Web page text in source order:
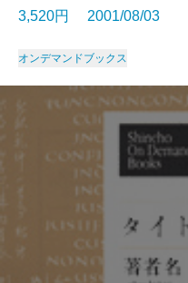
3,520円 2001/08/03
オンデマンドブックス